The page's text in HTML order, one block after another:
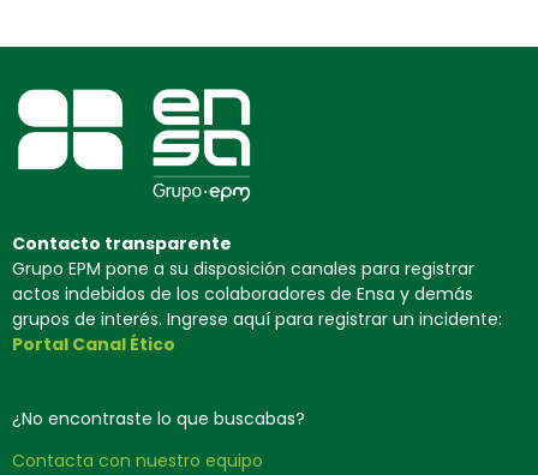
Contacto transparente
Grupo EPM pone a su disposición canales para registrar
actos indebidos de los colaboradores de Ensa y demás
grupos de interés. Ingrese aquí para registrar un incidente:
Portal Canal Ético
¿No encontraste lo que buscabas?
Contacta con nuestro equipo